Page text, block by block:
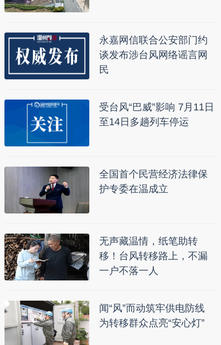
永嘉网信联合公安部门约
谈发布涉台风网络谣言网
民
受台风“巴威”影响 7月11日
至14日多趟列车停运
全国首个民营经济法律保
护专委在温成立
无声藏温情，纸笔助转
移！台风转移路上，不漏
一户不落一人
闻“风”而动筑牢供电防线
为转移群众点亮“安心灯”